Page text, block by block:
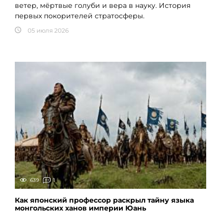
ветер, мёртвые голуби и вера в науку. История
первых покорителей стратосферы.
05 июля 2026
639 1
Как японский профессор раскрыл тайну языка
монгольских ханов империи Юань